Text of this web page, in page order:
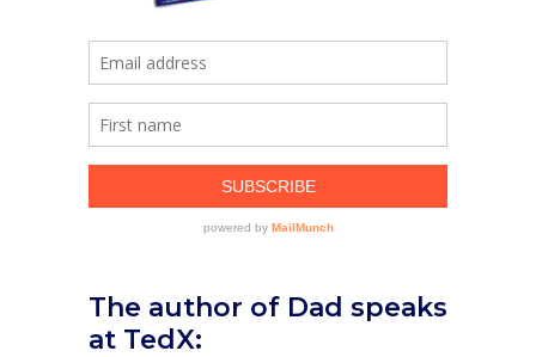
The author of Dad speaks
at TedX: